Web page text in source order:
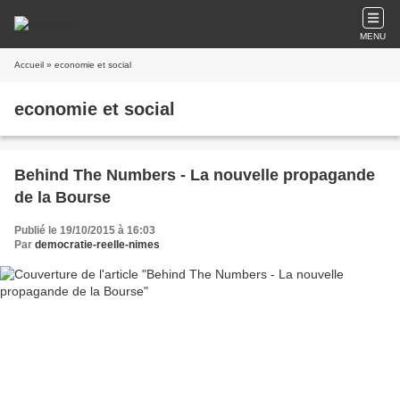
MENU
Accueil » economie et social
economie et social
Behind The Numbers - La nouvelle propagande
de la Bourse
Publié le 19/10/2015 à 16:03
Par democratie-reelle-nimes